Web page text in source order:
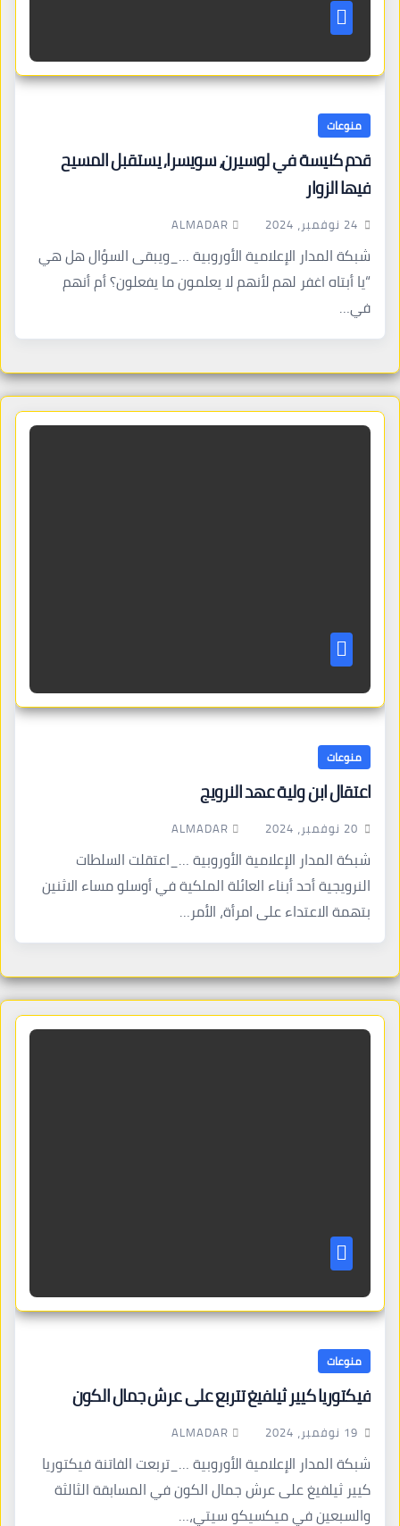
منوعات
قدم كنيسة في لوسيرن، سويسرا, يستقبل المسيح
فيها الزوار
24 نوفمبر، 2024 ALMADAR
شبكة المدار الإعلامية الأوروبية …_ويبقى السؤال هل هي
“يا أبتاه اغفر لهم لأنهم لا يعلمون ما يفعلون؟ أم أنهم
في…
منوعات
اعتقال ابن ولية عهد النرويج
20 نوفمبر، 2024 ALMADAR
شبكة المدار الإعلامية الأوروبية …_اعتقلت السلطات
النرويجية أحد أبناء العائلة الملكية في أوسلو مساء الاثنين
بتهمة الاعتداء على امرأة، الأمر…
منوعات
فيكتوريا كيير ثيلفيغ تتربع على عرش جمال الكون
19 نوفمبر، 2024 ALMADAR
شبكة المدار الإعلامية الأوروبية …_تربعت الفاتنة فيكتوريا
كيير ثيلفيغ على عرش جمال الكون في المسابقة الثالثة
والسبعين في ميكسيكو سيتي،…